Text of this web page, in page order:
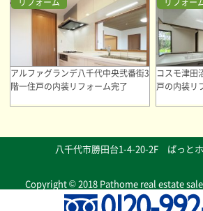
アルファグランデ八千代中央弐番街3
階一住戸の内装リフォーム完了
コスモ津田
戸の内装リ
八千代市勝田台1-4-20-2F ぱっと
Copyright © 2018 Pathome real estate